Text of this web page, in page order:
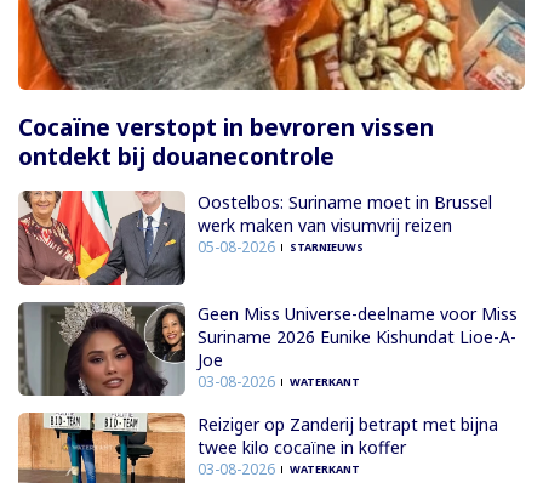
Cocaïne verstopt in bevroren vissen
ontdekt bij douanecontrole
Oostelbos: Suriname moet in Brussel
werk maken van visumvrij reizen
05-08-2026 STARNIEUWS
Geen Miss Universe-deelname voor Miss
Suriname 2026 Eunike Kishundat Lioe-A-
Joe
03-08-2026 WATERKANT
Reiziger op Zanderij betrapt met bijna
twee kilo cocaïne in koffer
03-08-2026 WATERKANT